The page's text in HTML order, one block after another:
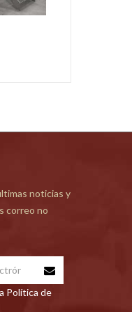
PASTA SG30
noticias y
correo no
Política de